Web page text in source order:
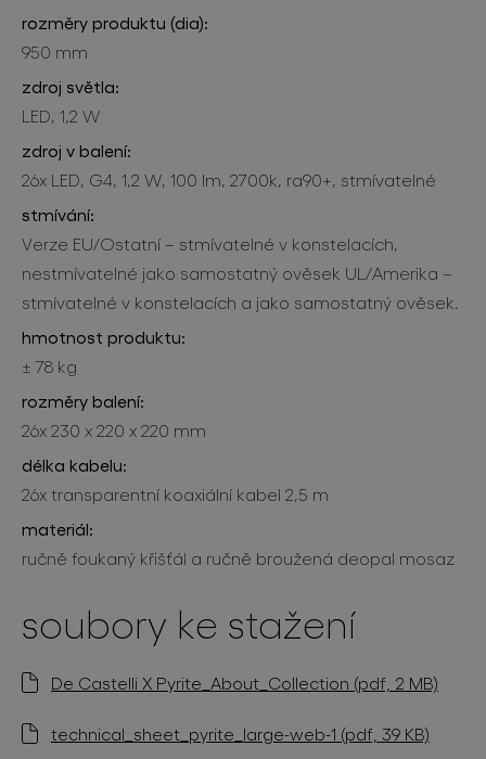
rozměry produktu (dia):
950 mm
zdroj světla:
LED, 1,2 W
zdroj v balení:
26x LED, G4, 1,2 W, 100 lm, 2700k, ra90+, stmívatelné
stmívání:
Verze EU/Ostatní – stmívatelné v konstelacích,
nestmívatelné jako samostatný ověsek UL/Amerika –
stmívatelné v konstelacích a jako samostatný ověsek.
hmotnost produktu:
± 78 kg
rozměry balení:
26x 230 x 220 x 220 mm
délka kabelu:
26x transparentní koaxiální kabel 2,5 m
materiál:
ručně foukaný křišťál a ručně broužená deopal mosaz
soubory ke stažení
De Castelli X Pyrite_About_Collection (pdf, 2 MB)
technical_sheet_pyrite_large-web-1 (pdf, 39 KB)